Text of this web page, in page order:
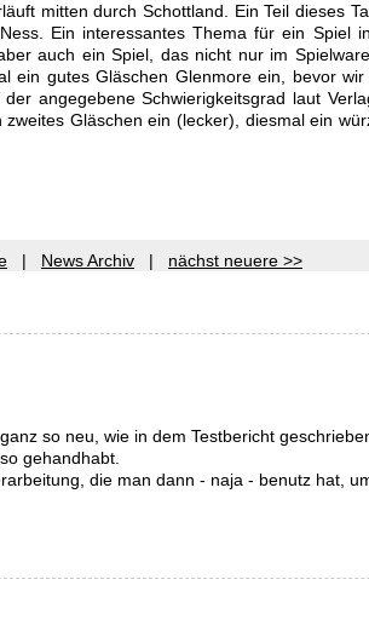
mitten durch Schottland. Ein Teil dieses
Ein interessantes Thema für ein Spiel
auch ein Spiel, das nicht nur im
ein gutes Gläschen Glenmore ein, bevor
angegebene Schwierigkeitsgrad laut
Gläschen ein (lecker), diesmal ein
| News Archiv | nächst neuere >>
so neu, wie in dem Testbericht
gehandhabt.
die man dann - naja - benutz hat,